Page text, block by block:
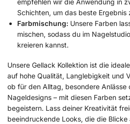
Schichten, um das beste Ergebnis
Farbmischung: Unsere Farben
mischen, sodass du im
kreieren kannst.
Unsere Gellack Kollektion ist die
auf hohe Qualität, Langlebigkeit und
ob für den Alltag, besondere Anlässe
Nageldesigns – mit diesen Farben
begeistern. Lass deiner Kreativität
beeindruckende Looks, die die Blicke